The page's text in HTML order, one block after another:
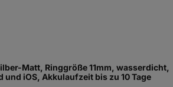
Matt, Ringgröße 11mm, wasserdicht,
iOS, Akkulaufzeit bis zu 10 Tage